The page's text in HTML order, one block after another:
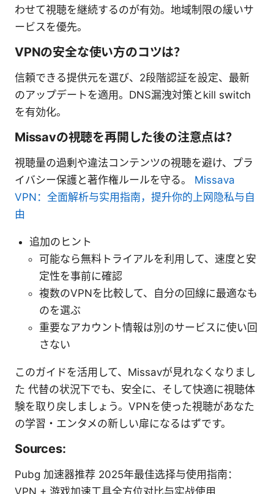
わせて視聴を継続するのが有効。地域制限の緩いサ
ービスを優先。
VPNの安全な使い方のコツは？
信頼できる提供元を選び、2段階認証を設定、最新
のアップデートを適用。DNS漏洩対策とkill switch
を有効化。
Missavの視聴を再開した後の注意点は？
視聴量の過剰や違法コンテンツの視聴を避け、プラ
イバシー保護と著作権ルールを守る。 Missava
VPN：全面解析与实用指南，提升你的上网隐私与自
由
追加のヒント
可能なら無料トライアルを利用して、速度と安
定性を事前に確認
複数のVPNを比較して、自分の回線に最適なも
のを選ぶ
重要なアカウント情報は別のサービスに使い回
さない
このガイドを活用して、Missavが見れなくなりまし
た 代替の状況下でも、安全に、そして快適に視聴体
験を取り戻しましょう。VPNを使った視聴があなた
の学習・エンタメの新しい扉になるはずです。
Sources:
Pubg 加速器推荐 2025年最佳选择与使用指南：